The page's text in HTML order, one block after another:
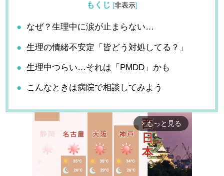
もくじ [非表示]
なぜ？生理中に涙が止まらない…
生理の情緒不安定「皆どう対処してる？」
生理中つらい…それは「PMDD」かも
こんなときは病院で相談してみよう
arrow_forward_ios もっと見る